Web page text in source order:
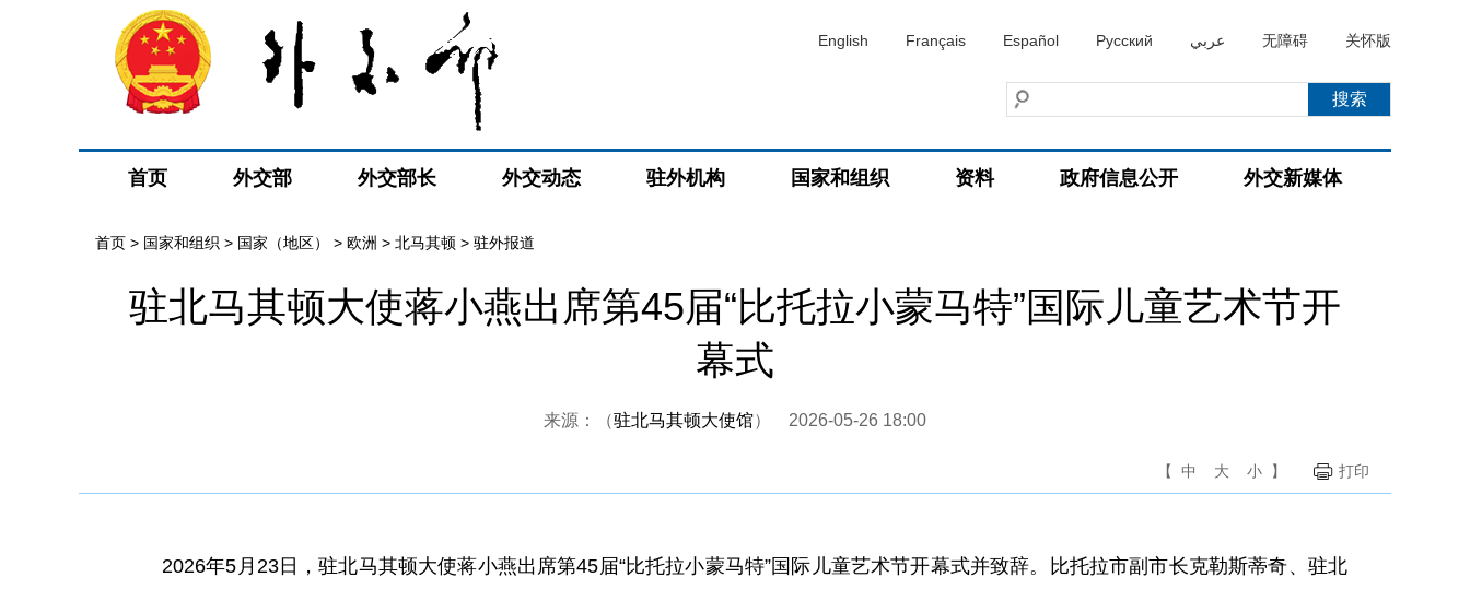
English Français Español Русский عربي 无障碍 关怀版
首页 外交部 外交部长 外交动态 驻外机构 国家和组织 资料 政府信息公开 外交新媒体
首页 > 国家和组织 > 国家（地区） > 欧洲 > 北马其顿 > 驻外报道
驻北马其顿大使蒋小燕出席第45届“比托拉小蒙马特”国际儿童艺术节开
幕式
来源：（驻北马其顿大使馆） 2026-05-26 18:00
【 中 大 小 】 打印
2026年5月23日，驻北马其顿大使蒋小燕出席第45届“比托拉小蒙马特”国际儿童艺术节开幕式并致辞。比托拉市副市长克勒斯蒂奇、驻北